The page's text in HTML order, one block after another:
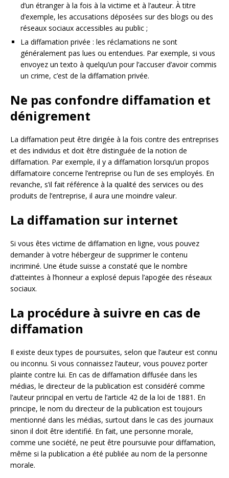
d’un étranger à la fois à la victime et à l’auteur. À titre
d’exemple, les accusations déposées sur des blogs ou des
réseaux sociaux accessibles au public ;
La diffamation privée : les réclamations ne sont
généralement pas lues ou entendues. Par exemple, si vous
envoyez un texto à quelqu’un pour l’accuser d’avoir commis
un crime, c’est de la diffamation privée.
Ne pas confondre diffamation et
dénigrement
La diffamation peut être dirigée à la fois contre des entreprises
et des individus et doit être distinguée de la notion de
diffamation. Par exemple, il y a diffamation lorsqu’un propos
diffamatoire concerne l’entreprise ou l’un de ses employés. En
revanche, s’il fait référence à la qualité des services ou des
produits de l’entreprise, il aura une moindre valeur.
La diffamation sur internet
Si vous êtes victime de diffamation en ligne, vous pouvez
demander à votre hébergeur de supprimer le contenu
incriminé. Une étude suisse a constaté que le nombre
d’atteintes à l’honneur a explosé depuis l’apogée des réseaux
sociaux.
La procédure à suivre en cas de
diffamation
Il existe deux types de poursuites, selon que l’auteur est connu
ou inconnu. Si vous connaissez l’auteur, vous pouvez porter
plainte contre lui. En cas de diffamation diffusée dans les
médias, le directeur de la publication est considéré comme
l’auteur principal en vertu de l’article 42 de la loi de 1881. En
principe, le nom du directeur de la publication est toujours
mentionné dans les médias, surtout dans le cas des journaux
sinon il doit être identifié. En fait, une personne morale,
comme une société, ne peut être poursuivie pour diffamation,
même si la publication a été publiée au nom de la personne
morale.